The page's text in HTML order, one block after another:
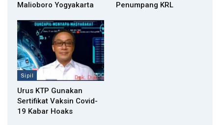
Malioboro Yogyakarta
Penumpang KRL
Sipil
Urus KTP Gunakan
Sertifikat Vaksin Covid-
19 Kabar Hoaks